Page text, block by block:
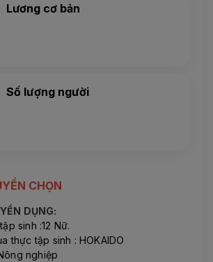
Lương cơ bản
Số lượng người
CHỌN
DỤNG:
sinh :12 Nữ.
thực tập sinh : HOKAIDO
nghiệp